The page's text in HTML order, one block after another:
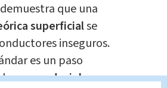
que una
superficialse
inseguros.
es un paso
para reducir la